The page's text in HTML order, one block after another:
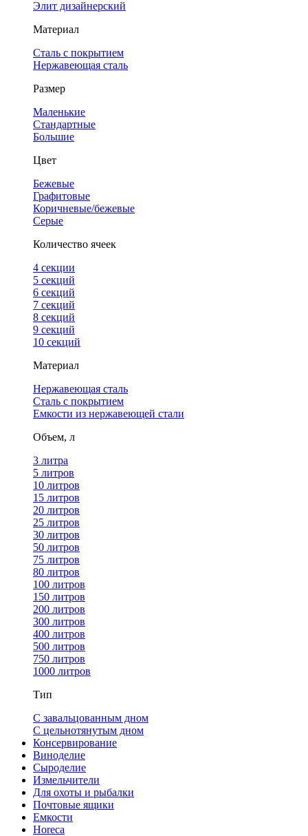
Элит дизайнерский
Материал
Сталь с покрытием
Нержавеющая сталь
Размер
Маленькие
Стандартные
Большие
Цвет
Бежевые
Графитовые
Коричневые/бежевые
Серые
Количество ячеек
4 cекции
5 секций
6 секций
7 секций
8 секций
9 секций
10 секций
Материал
Нержавеющая сталь
Сталь с покрытием
Емкости из нержавеющей стали
Объем, л
3 литра
5 литров
10 литров
15 литров
20 литров
25 литров
30 литров
50 литров
75 литров
80 литров
100 литров
150 литров
200 литров
300 литров
400 литров
500 литров
750 литров
1000 литров
Тип
С завальцованным дном
С цельнотянутым дном
Консервирование
Виноделие
Сыроделие
Измельчители
Для охоты и рыбалки
Почтовые ящики
Емкости
Horeca